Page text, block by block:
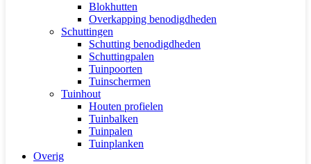
Blokhutten
Overkapping benodigdheden
Schuttingen
Schutting benodigdheden
Schuttingpalen
Tuinpoorten
Tuinschermen
Tuinhout
Houten profielen
Tuinbalken
Tuinpalen
Tuinplanken
Overig